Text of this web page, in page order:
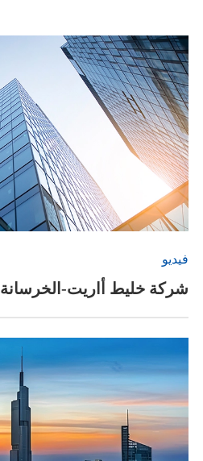
فيديو
شركة خليط أاريت-الخرسانة